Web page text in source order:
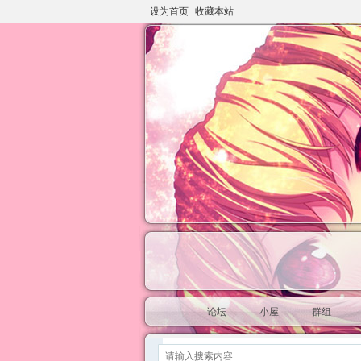
设为首页 收藏本站
论坛 小屋 群组